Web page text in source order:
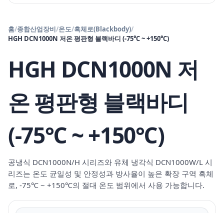
홈/종합산업장비/온도/흑체로(Blackbody)/
HGH DCN1000N 저온 평판형 블랙바디 (-75℃ ~ +150℃)
HGH DCN1000N 저
온 평판형 블랙바디
(-75℃ ~ +150℃)
공냉식 DCN1000N/H 시리즈와 유체 냉각식 DCN1000W/L 시
리즈는 온도 균일성 및 안정성과 방사율이 높은 확장 구역 흑체
로, -75℃ ~ +150℃의 절대 온도 범위에서 사용 가능합니다.